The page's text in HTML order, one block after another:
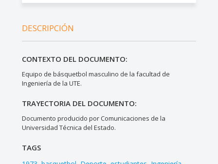
DESCRIPCIÓN
CONTEXTO DEL DOCUMENTO:
Equipo de básquetbol masculino de la facultad de
Ingeniería de la UTE.
TRAYECTORIA DEL DOCUMENTO:
Documento producido por Comunicaciones de la
Universidad Técnica del Estado.
TAGS